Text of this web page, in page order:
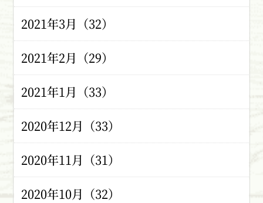
2021年3月（32）
2021年2月（29）
2021年1月（33）
2020年12月（33）
2020年11月（31）
2020年10月（32）